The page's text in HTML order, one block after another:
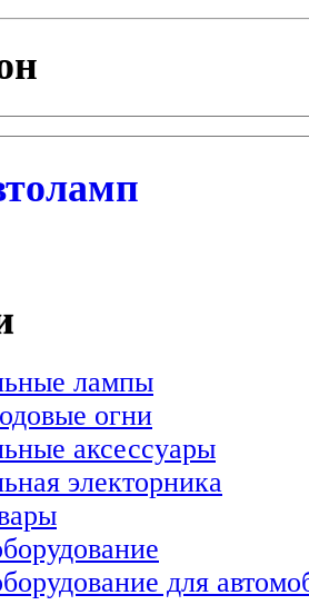
лампы
огни
аксессуары
электорника
для